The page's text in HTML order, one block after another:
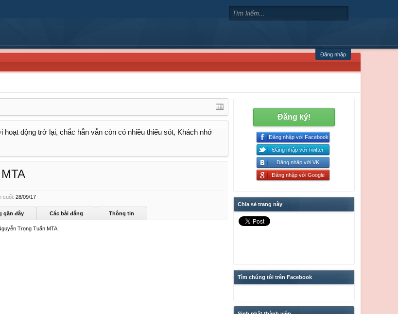
Đăng nhập
hoạt động trở lại, chắc hẳn vẫn còn có nhiều thiếu sót, Khách nhớ
cuối: 28/09/17
gần đây Các bài đăng Thông tin
Trọng Tuấn MTA.
Đăng ký!
Đăng nhập với Facebook
Đăng nhập với Twitter
Đăng nhập với VK
Đăng nhập với Google
Chia sẻ trang này
Tìm chúng tôi trên Facebook